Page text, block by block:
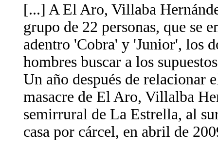
[...] A El Aro, Villaba
grupo de 22 personas, que se
adentro 'Cobra' y 'Junior', los
hombres buscar a los
Un año después de
masacre de El Aro, Villalba
semirrural de La Estrella, al
casa por cárcel, en abril de